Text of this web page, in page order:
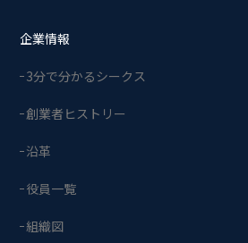
企業情報
3分で分かるシークス
創業者ヒストリー
沿革
役員一覧
組織図